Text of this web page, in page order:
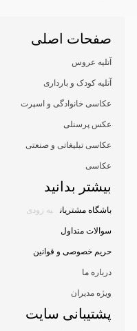
صفحات اصلی
آتلیه عروس
آتلیه کودک و بارداری
عکاسی خانوادگی و اسپرت
عکس پرسنلی
عکاسی تبلیغاتی و صنعتی
عکاسی
بیشتر بدانید
باشگاه مشتریان به زودی
سوالات متداول
حریم خصوصی و قوانین
درباره ما
ویژه مدیران
پشتیبانی سایت